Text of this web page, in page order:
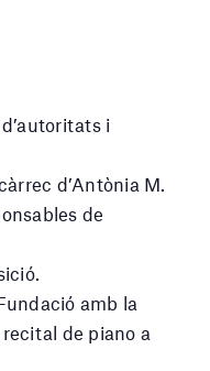
i
d’Antònia M.
de
amb la
de piano a